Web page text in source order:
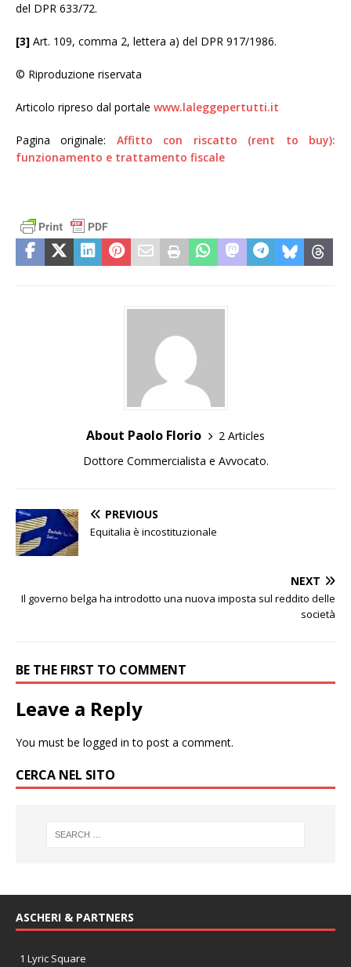
del DPR 633/72.
[3] Art. 109, comma 2, lettera a) del DPR 917/1986.
© Riproduzione riservata
Articolo ripreso dal portale www.laleggepertutti.it
Pagina originale: Affitto con riscatto (rent to buy):
funzionamento e trattamento fiscale
About Paolo Florio
2 Articles
Dottore Commercialista e Avvocato.
PREVIOUS
Equitalia è incostituzionale
NEXT
Il governo belga ha introdotto una nuova imposta sul reddito delle
società
BE THE FIRST TO COMMENT
Leave a Reply
You must be logged in to post a comment.
CERCA NEL SITO
ASCHERI & PARTNERS
1 Lyric Square